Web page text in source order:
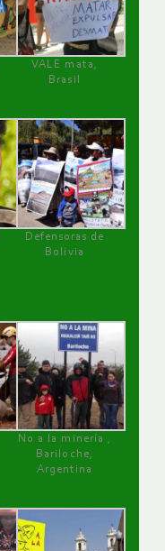
VALE mata,
Brasil
Defensoras de
Bolivia
No a la minería ,
Bariloche,
Argentina